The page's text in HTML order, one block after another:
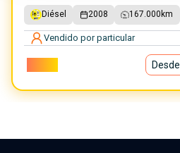
Diésel 2008 167.000 km
Vendido por particular
Desde